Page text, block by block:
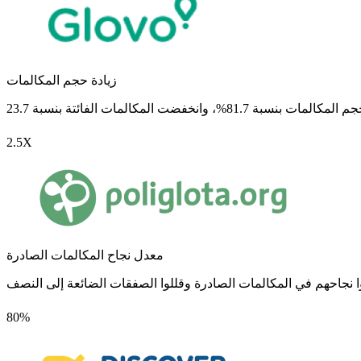
زيادة حجم المكالمات
2.5X
معدل نجاح المكالمات الصادرة
80%